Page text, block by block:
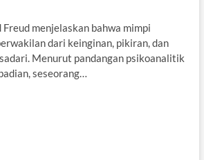
Freud menjelaskan bahwa mimpi
dari keinginan, pikiran, dan
Menurut pandangan psikoanalitik
seseorang…